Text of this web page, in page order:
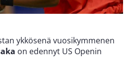
ykkösenä vuosikymmenen
on edennyt US Openin